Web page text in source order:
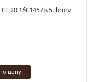
20 16C1457р.5, bronz
цену